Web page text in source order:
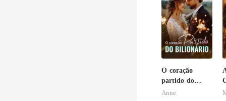
O coração
partido do
bilionário
Anne